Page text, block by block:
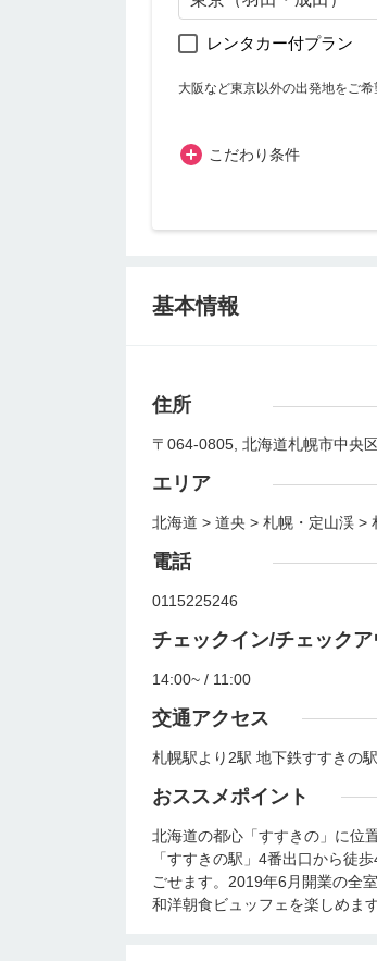
レンタカー付プラン
大阪など東京以外の出発地をご
こだわり条件
基本情報
住所
〒064-0805, 北海道札幌市中央
エリア
北海道 > 道央 > 札幌・定山渓 >
電話
0115225246
チェックイン/チェックア
14:00~ / 11:00
交通アクセス
札幌駅より2駅 地下鉄すすきの
おススメポイント
北海道の都心「すすきの」に位
「すすきの駅」4番出口から徒
ごせます。2019年6月開業の全
和洋朝食ビュッフェを楽しめます